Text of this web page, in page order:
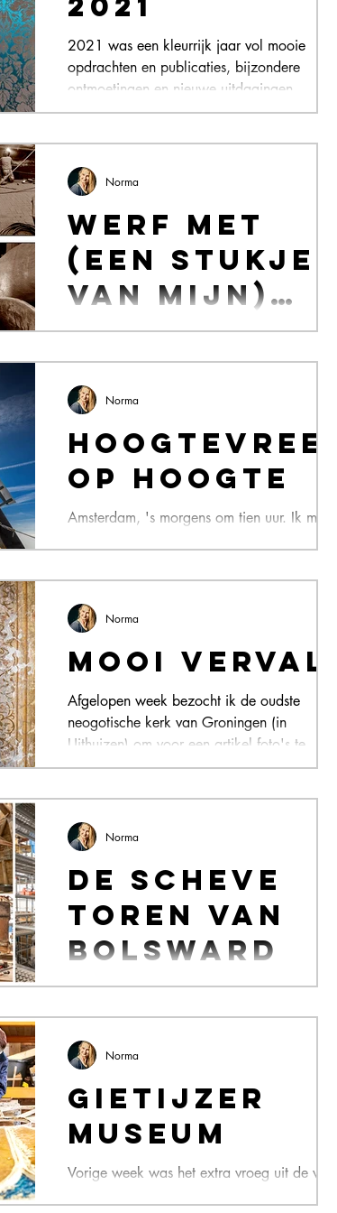
2021 was een kleurrijk jaar vol mooie
opdrachten en publicaties, bijzondere
ontmoetingen en nieuwe uitdagingen
(waaronder boven op een...
Werf met
(een stukje
van mijn)
geschiedenis
In het tweede jaar van de Filmacademie
fotografie-opdrachten. Dat vond...
Norma
Hoogtevrees
op hoogte
Amsterdam, 's morgens om tien uur. Ik meld
houten molen van...
Norma
Mooi verval
Afgelopen week bezocht ik de oudste
neogotische kerk van Groningen (in
Uithuizen) om voor een artikel foto's te
maken van het...
Norma
De scheve
toren van
Bolsward
Pisa was tot voor kort niet de enige plaats
zo'n...
Norma
Gietijzer
museum
Vorige week was het extra vroeg uit de veren
Norma